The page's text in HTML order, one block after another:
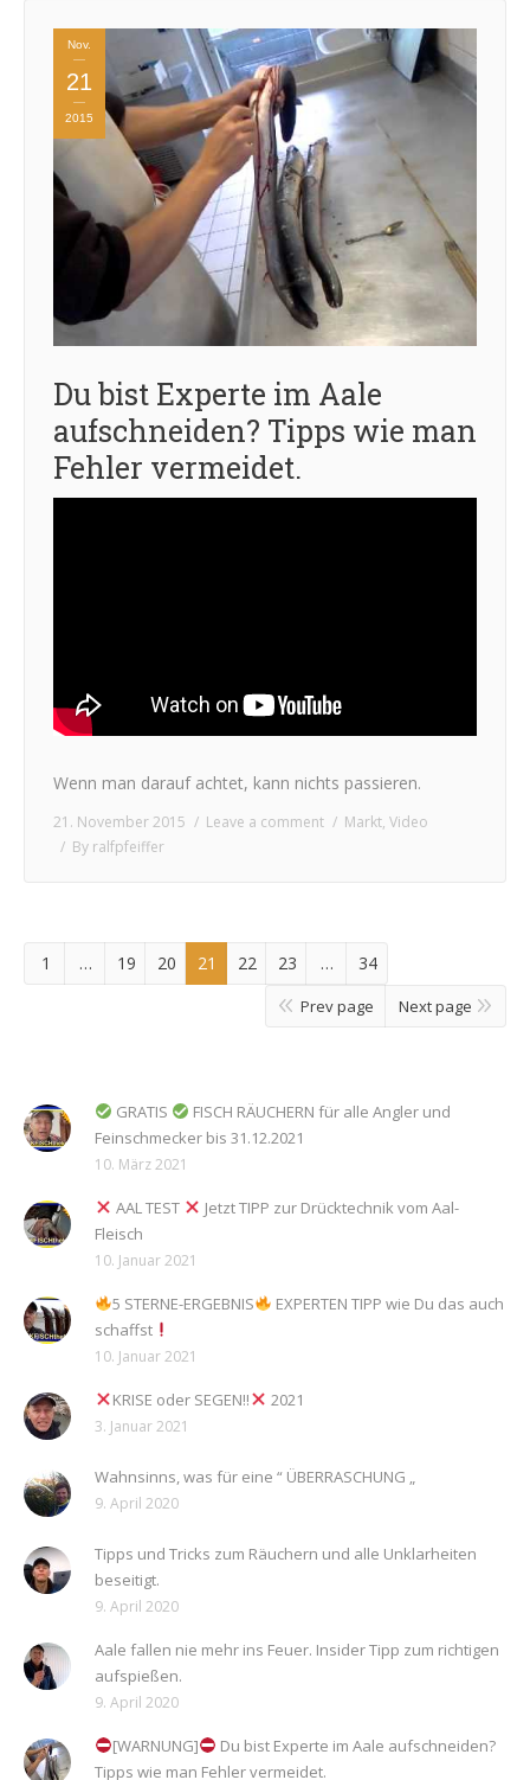
Nov.
21
2015
Du bist Experte im Aale
aufschneiden? Tipps wie man
Fehler vermeidet.
Wenn man darauf achtet, kann nichts passieren.
21. November 2015 Leave a comment Markt, Video
By ralfpfeiffer
1 … 19 20 21 22 23 … 34
Prev page Next page
GRATIS
FISCH RÄUCHERN für alle Angler und
Feinschmecker bis 31.12.2021
10. März 2021
AAL TEST
Jetzt TIPP zur Drücktechnik vom Aal-
Fleisch
10. Januar 2021
5 STERNE-ERGEBNIS
EXPERTEN TIPP wie Du das auch
schaffst
10. Januar 2021
KRISE oder SEGEN!! 2021
3. Januar 2021
Wahnsinns, was für eine “ ÜBERRASCHUNG „
9. April 2020
Tipps und Tricks zum Räuchern und alle Unklarheiten
beseitigt.
9. April 2020
Aale fallen nie mehr ins Feuer. Insider Tipp zum richtigen
aufspießen.
9. April 2020
[WARNUNG]
Du bist Experte im Aale aufschneiden?
Tipps wie man Fehler vermeidet.